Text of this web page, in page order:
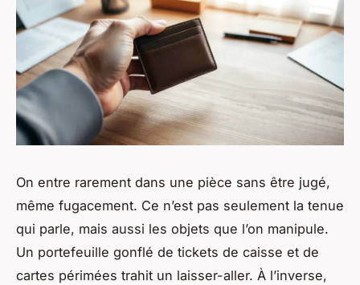
On entre rarement dans une pièce sans être jugé,
même fugacement. Ce n’est pas seulement la tenue
qui parle, mais aussi les objets que l’on manipule.
Un portefeuille gonflé de tickets de caisse et de
cartes périmées trahit un laisser-aller. À l’inverse,